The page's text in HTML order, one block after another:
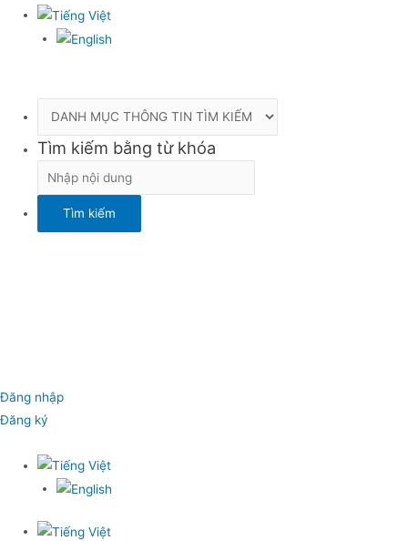
Tìm kiếm bằng từ khóa
Đăng nhập
Đăng ký